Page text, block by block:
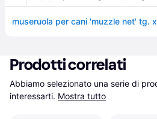
museruola per cani 'muzzle net' tg.
Prodotti correlati
Abbiamo selezionato una serie di
interessarti. Mostra tutto